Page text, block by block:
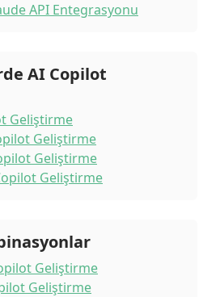
API Entegrasyonu
AI Copilot
Geliştirme
Geliştirme
Geliştirme
Geliştirme
Geliştirme
Geliştirme